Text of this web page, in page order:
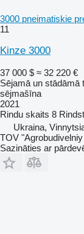
3000 pneimatiskie
11
Kinze 3000
37 000 $ ≈ 32 220 €
Sējamā un stādāmā
sējmašīna
2021
Rindu skaits 8
Ukraina,
TOV
Sazināties ar